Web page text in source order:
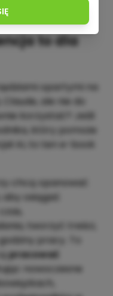
to dla
opartymi na
Claude, ale nie do
korzystać? Jeśli
który pomoże
AI, to ten e-book
chcą opanować
osiągać
tworzyć treści,
pracy. To
pracować
nowoczesne